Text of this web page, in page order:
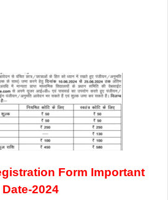
Form Important
Date-2024